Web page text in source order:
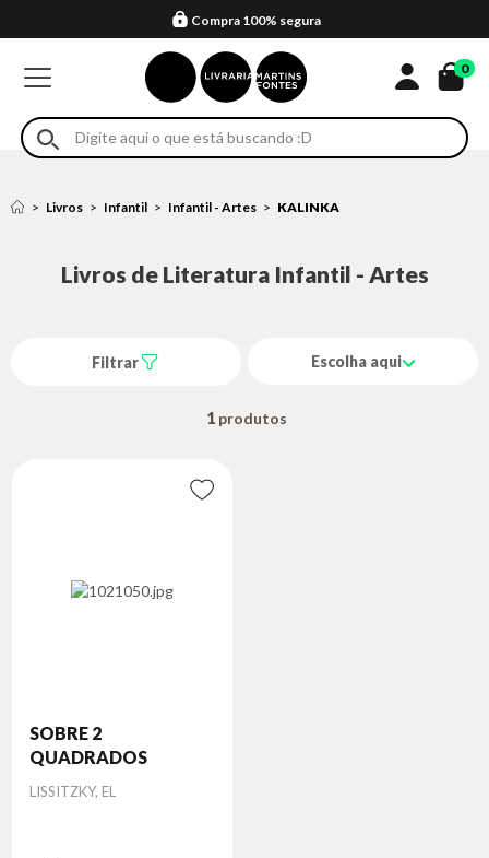
Formas de entrega
Compra 100% segura
Em até 4x sem juros no cartão*
Retire na loja
Eventos
0
Livros Infantil Infantil - Artes KALINKA
Livros de Literatura Infantil - Artes
Filtrar Escolha aqui
1
SOBRE 2
QUADRADOS
Autor
LISSITZKY, EL